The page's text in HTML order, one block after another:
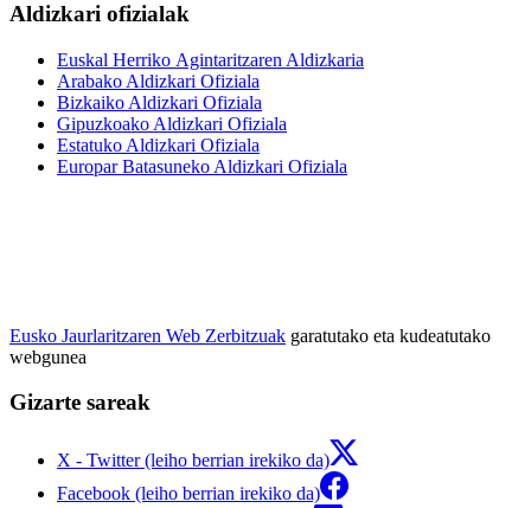
Aldizkari ofizialak
Euskal Herriko Agintaritzaren Aldizkaria
Arabako Aldizkari Ofiziala
Bizkaiko Aldizkari Ofiziala
Gipuzkoako Aldizkari Ofiziala
Estatuko Aldizkari Ofiziala
Europar Batasuneko Aldizkari Ofiziala
Eusko Jaurlaritzaren Web Zerbitzuak garatutako eta kudeatutako
webgunea
Gizarte sareak
X - Twitter (leiho berrian irekiko da)
Facebook (leiho berrian irekiko da)